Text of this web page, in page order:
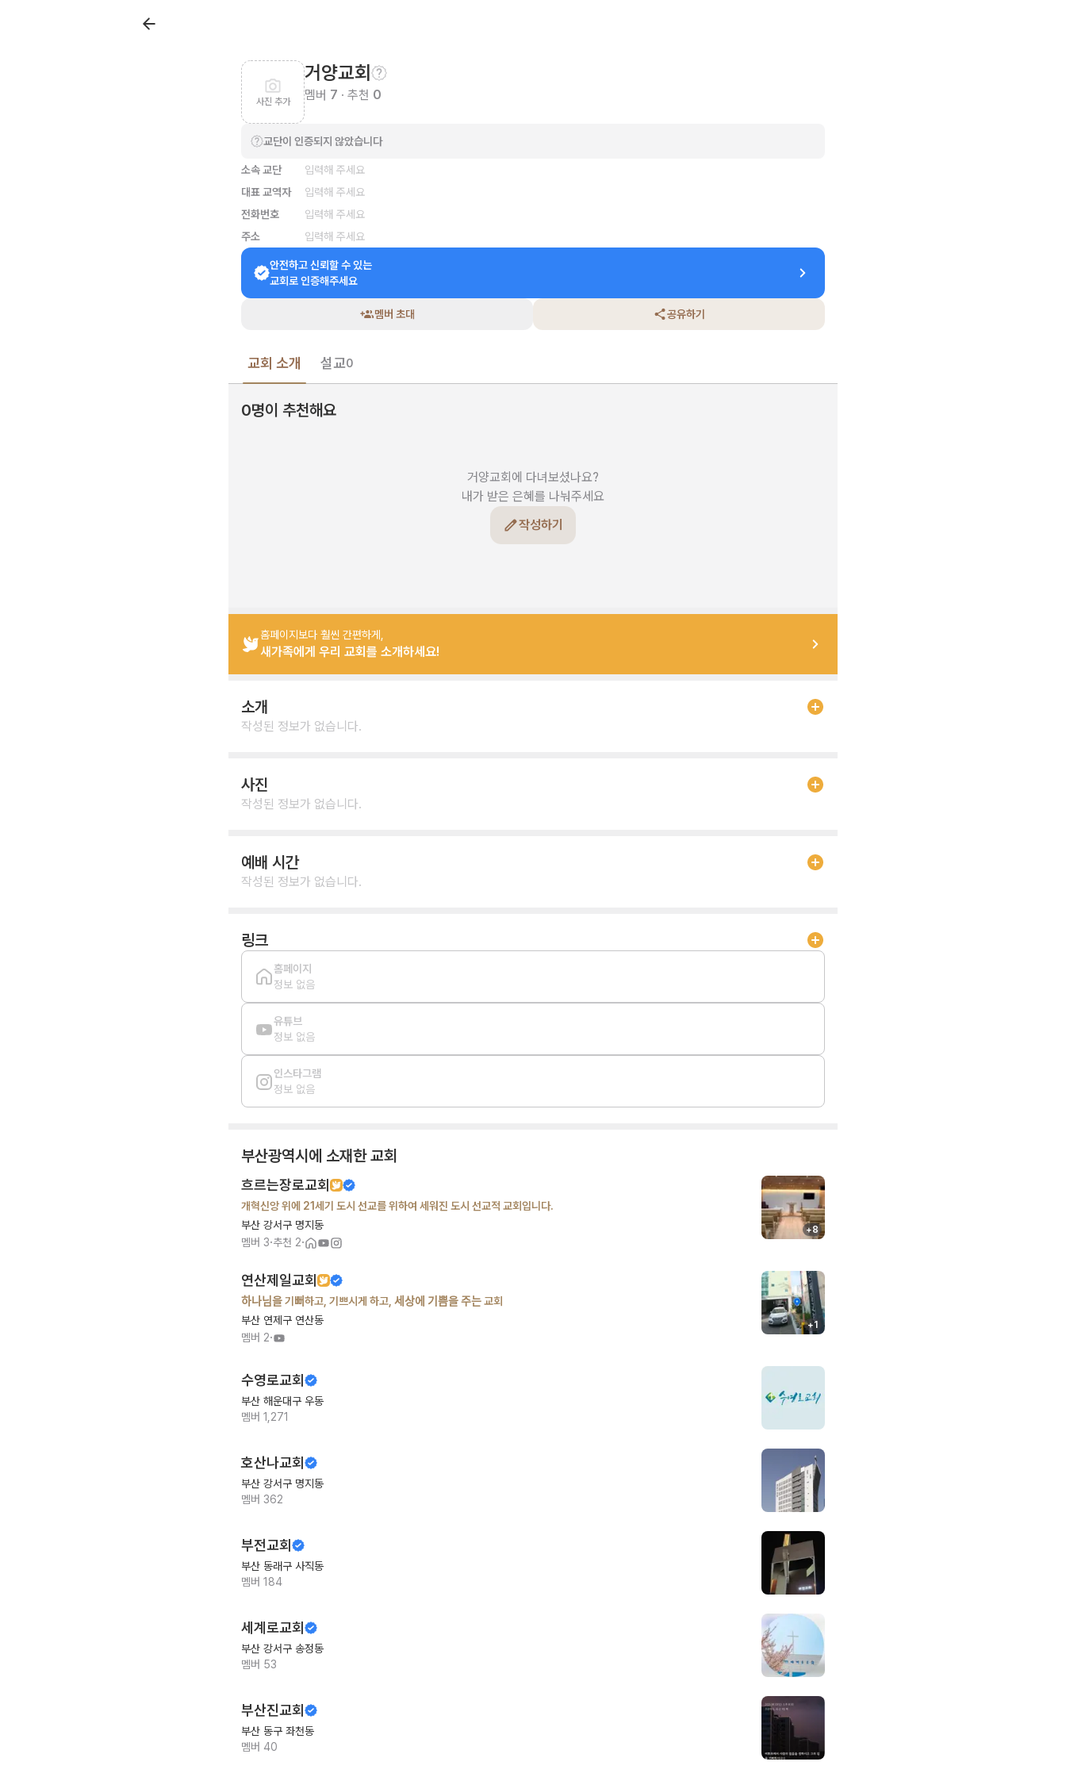
사진 추가
거양교회
멤버 7 · 추천 0
교단이 인증되지 않았습니다
소속 교단
입력해 주세요
대표 교역자
입력해 주세요
전화번호
입력해 주세요
주소
입력해 주세요
안전하고 신뢰할 수 있는
교회로 인증해주세요
멤버 초대 공유하기
교회 소개 설교0
0명이 추천해요
거양교회에 다녀보셨나요?
내가 받은 은혜를 나눠주세요
작성하기
홈페이지보다 훨씬 간편하게,
새가족에게 우리 교회를 소개하세요!
소개
작성된 정보가 없습니다.
사진
작성된 정보가 없습니다.
예배 시간
작성된 정보가 없습니다.
링크
홈페이지
정보 없음
유튜브
정보 없음
인스타그램
정보 없음
부산광역시 에 소재한 교회
흐르는장로교회
개혁신앙 위에 21세기 도시 선교를 위하여 세워진 도시 선교적 교회입니다.
부산 강서구 명지동
멤버 3·추천 2·
+8
연산제일교회
하나님을 기뻐하고, 기쁘시게 하고, 세상에 기쁨을 주는 교회
부산 연제구 연산동
멤버 2·
+1
수영로교회
부산 해운대구 우동
멤버 1,271
호산나교회
부산 강서구 명지동
멤버 362
부전교회
부산 동래구 사직동
멤버 184
세계로교회
부산 강서구 송정동
멤버 53
부산진교회
부산 동구 좌천동
멤버 40